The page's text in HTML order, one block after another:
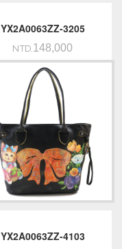
YX2A0063ZZ-3205
NTD.148,000
YX2A0063ZZ-4103